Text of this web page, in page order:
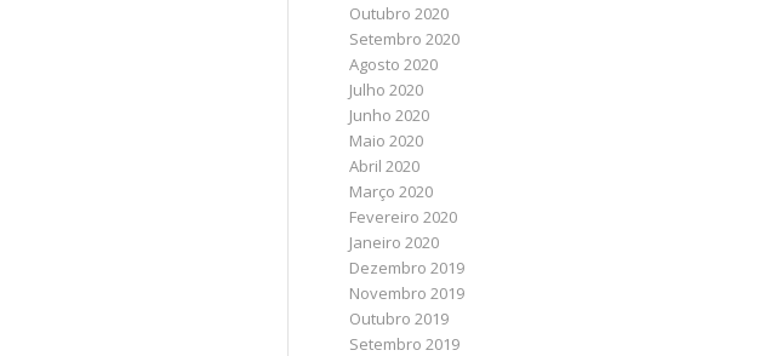
Outubro 2020
Setembro 2020
Agosto 2020
Julho 2020
Junho 2020
Maio 2020
Abril 2020
Março 2020
Fevereiro 2020
Janeiro 2020
Dezembro 2019
Novembro 2019
Outubro 2019
Setembro 2019